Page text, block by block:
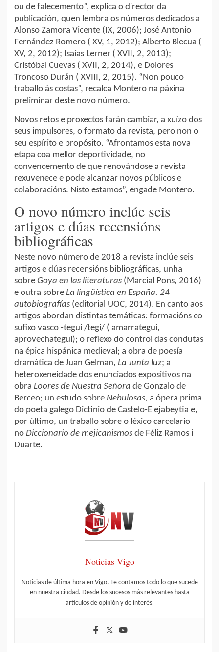
ou de falecemento”, explica o director da
publicación, quen lembra os números dedicados a
Alonso Zamora Vicente (IX, 2006); José Antonio
Fernández Romero ( XV, 1, 2012); Alberto Blecua (
XV, 2, 2012); Isaías Lerner ( XVII, 2, 2013);
Cristóbal Cuevas ( XVII, 2, 2014), e Dolores
Troncoso Durán ( XVIII, 2, 2015). “Non pouco
traballo ás costas”, recalca Montero na páxina
preliminar deste novo número.
Novos retos e proxectos farán cambiar, a xuízo dos
seus impulsores, o formato da revista, pero non o
seu espírito e propósito. “Afrontamos esta nova
etapa coa mellor deportividade, no
convencemento de que renovándose a revista
rexuvenece e pode alcanzar novos públicos e
colaboracións. Nisto estamos”, engade Montero.
O novo número inclúe seis
artigos e dúas recensións
bibliográficas
Neste novo número de 2018 a revista inclúe seis
artigos e dúas recensións bibliográficas, unha
sobre Goya en las literaturas (Marcial Pons, 2016)
e outra sobre La lingüística en España. 24
autobiografías (editorial UOC, 2014). En canto aos
artigos abordan distintas temáticas: formacións co
sufixo vasco -tegui /tegi/ ( amarrategui,
aprovechategui); o reflexo do control das condutas
na épica hispánica medieval; a obra de poesía
dramática de Juan Gelman, La Junta luz; a
heteroxeneidade dos enunciados expositivos na
obra Loores de Nuestra Señora de Gonzalo de
Berceo; un estudo sobre Nebulosas, a ópera prima
do poeta galego Dictinio de Castelo-Elejabeytia e,
por último, un traballo sobre o léxico carcelario
no Diccionario de mejicanismos de Féliz Ramos i
Duarte.
Noticias Vigo
Noticias de última hora en Vigo. Te contamos todo lo que sucede
en nuestra ciudad. Desde los sucesos más relevantes hasta
artículos de opinión y de interés.